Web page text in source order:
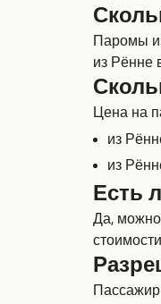
Паромы
из Рённе
Цена на
из
из
Есть
Да, можно